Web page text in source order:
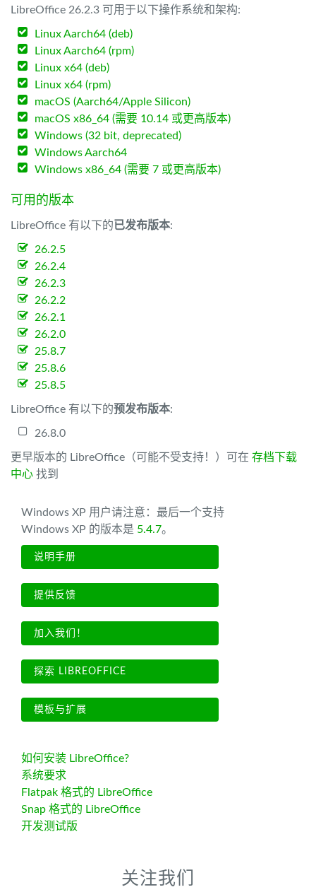
LibreOffice 26.2.3 可用于以下操作系统和架构:
Linux Aarch64 (deb)
Linux Aarch64 (rpm)
Linux x64 (deb)
Linux x64 (rpm)
macOS (Aarch64/Apple Silicon)
macOS x86_64 (需要 10.14 或更高版本)
Windows (32 bit, deprecated)
Windows Aarch64
Windows x86_64 (需要 7 或更高版本)
可用的版本
LibreOffice 有以下的已发布版本:
26.2.5
26.2.4
26.2.3
26.2.2
26.2.1
26.2.0
25.8.7
25.8.6
25.8.5
LibreOffice 有以下的预发布版本:
26.8.0
更早版本的 LibreOffice（可能不受支持！）可在 存档下载
中心 找到
Windows XP 用户请注意：最后一个支持
Windows XP 的版本是 5.4.7。
说明手册
提供反馈
加入我们！
探索 LIBREOFFICE
模板与扩展
如何安装 LibreOffice?
系统要求
Flatpak 格式的 LibreOffice
Snap 格式的 LibreOffice
开发测试版
关注我们